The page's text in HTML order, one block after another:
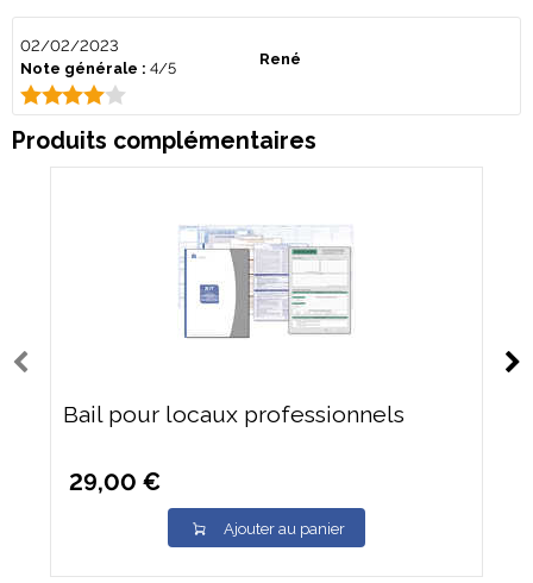
02/02/2023
Note générale : 4/5
René
Produits complémentaires
Bail pour locaux professionnels
29,00 €
Ajouter au panier